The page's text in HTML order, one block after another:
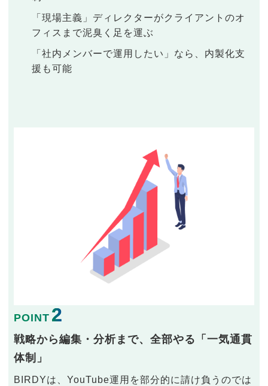
「現場主義」ディレクターがクライアントのオ
フィスまで泥臭く足を運ぶ
「社内メンバーで運用したい」なら、内製化支
援も可能
POINT 2
戦略から編集・分析まで、全部やる「一気通貫
体制」
BIRDYは、YouTube運用を部分的に請け負うのでは